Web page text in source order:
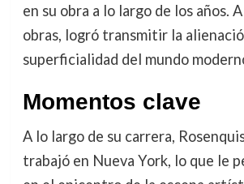
en su obra a lo largo de los años.
obras, logró transmitir la
superficialidad del mundo
Momentos clave
A lo largo de su carrera,
trabajó en Nueva York, lo que le